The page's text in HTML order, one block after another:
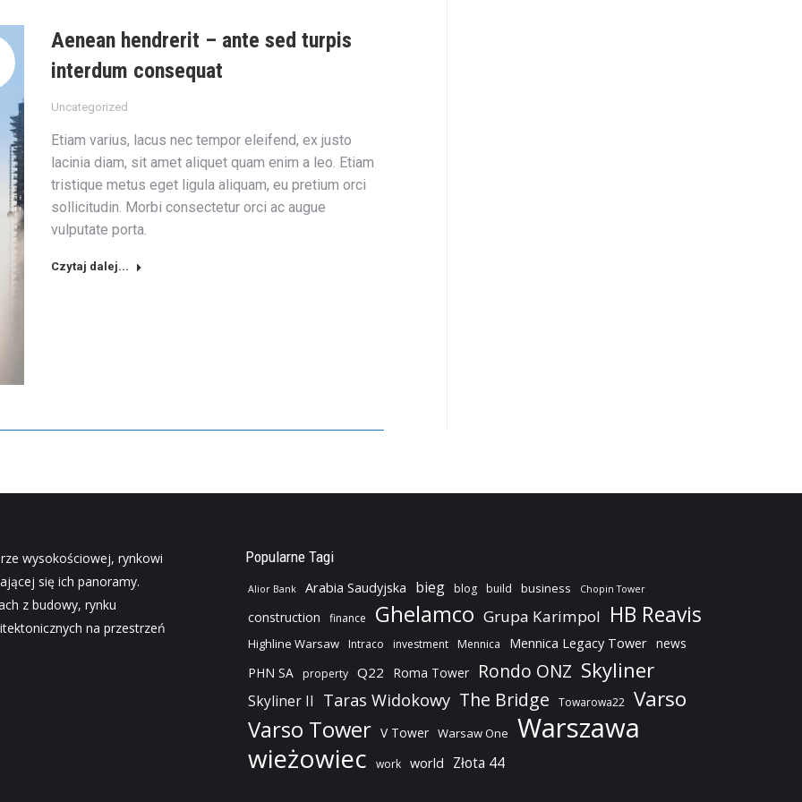
Aenean hendrerit – ante sed turpis
interdum consequat
Uncategorized
Etiam varius, lacus nec tempor eleifend, ex justo
lacinia diam, sit amet aliquet quam enim a leo. Etiam
tristique metus eget ligula aliquam, eu pretium orci
sollicitudin. Morbi consectetur orci ac augue
vulputate porta.
Czytaj dalej...
wysokościowej, rynkowi
się ich panoramy.
z budowy, rynku
na przestrzeń
Popularne Tagi
Alior Bank Arabia Saudyjska bieg blog build business Chopin Tower
construction finance Ghelamco Grupa Karimpol HB Reavis
Highline Warsaw Intraco investment Mennica Mennica Legacy Tower news
PHN SA
property Q22 Roma Tower Rondo ONZ Skyliner
Skyliner II Taras Widokowy The Bridge Towarowa22 Varso
Varso Tower V Tower Warsaw One Warszawa
wieżowiec work world Złota 44